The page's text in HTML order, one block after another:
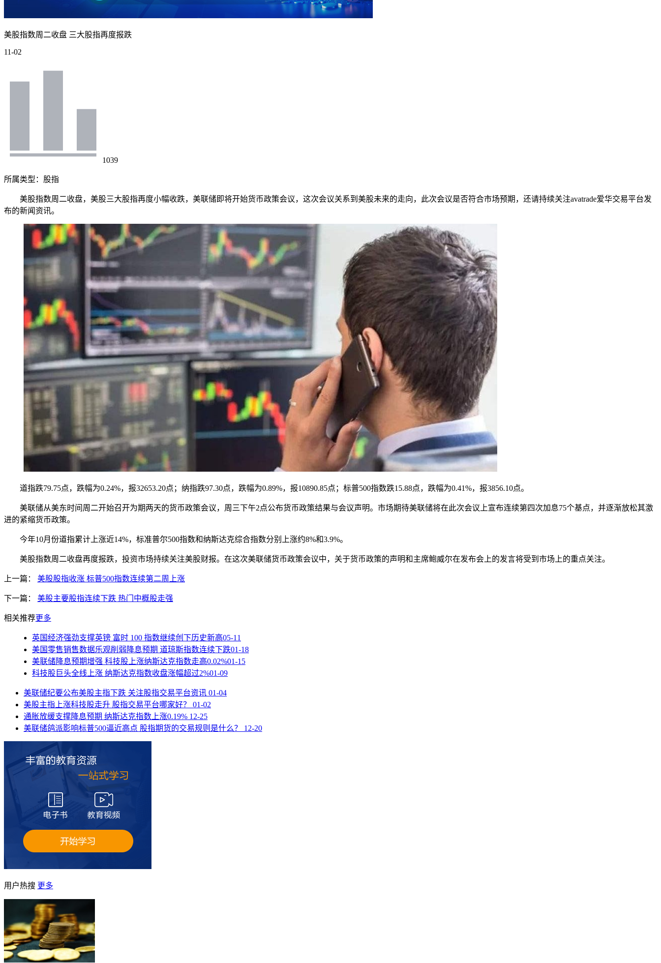
美股指数周二收盘 三大股指再度报跌
11-02
1039
所属类型： 股指
美股指数周二收盘，美股三大股指再度小幅收跌，美联储即将开始货币政策会议，这次会议关系到美股未来的走向，此次会议是否符合市场预期，还请持续关注avatrade爱华交易平台发
布的新闻资讯。
道指跌79.75点，跌幅为0.24%，报32653.20点；纳指跌97.30点，跌幅为0.89%，报10890.85点；标普500指数跌15.88点，跌幅为0.41%，报3856.10点。
美联储从美东时间周二开始召开为期两天的货币政策会议，周三下午2点公布货币政策结果与会议声明。市场期待美联储将在此次会议上宣布连续第四次加息75个基点，并逐渐放松其激
进的紧缩货币政策。
今年10月份道指累计上涨近14%，标准普尔500指数和纳斯达克综合指数分别上涨约8%和3.9%。
美股指数周二收盘再度报跌，投资市场持续关注美股财报。在这次美联储货币政策会议中，关于货币政策的声明和主席鲍威尔在发布会上的发言将受到市场上的重点关注。
上一篇： 美股股指收涨 标普500指数连续第二周上涨
下一篇： 美股主要股指连续下跌 热门中概股走强
相关推荐更多
英国经济强劲支撑英镑 富时 100 指数继续创下历史新高05-11
美国零售销售数据乐观削弱降息预期 道琼斯指数连续下跌01-18
美联储降息预期增强 科技股上涨纳斯达克指数走高0.02%01-15
科技股巨头全线上涨 纳斯达克指数收盘涨幅超过2%01-09
美联储纪要公布美股主指下跌 关注股指交易平台资讯 01-04
美股主指上涨科技股走升 股指交易平台哪家好？
01-02
通胀放缓支撑降息预期 纳斯达克指数上涨0.19% 12-25
美联储鸽派影响标普500逼近高点 股指期货的交易规则是什么？
12-20
用户热搜 更多